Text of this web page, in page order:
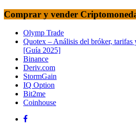
Comprar y vender
Olymp Trade
Quotex – Análisis del bróker, tarifas
[Guía 2025]
Binance
Deriv.com
StormGain
IQ Option
Bit2me
Coinhouse